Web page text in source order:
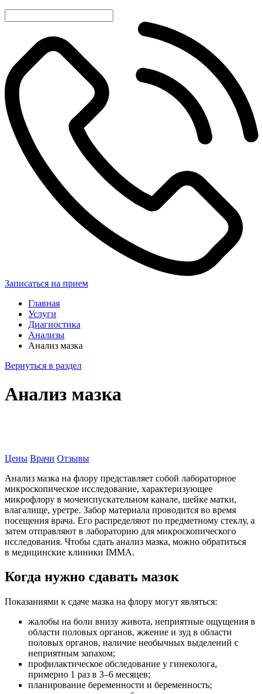
Записаться на прием
Главная
Услуги
Диагностика
Анализы
Анализ мазка
Вернуться в раздел
Анализ мазка
Цены Врачи Отзывы
Анализ мазка на флору представляет собой лабораторное
микроскопическое исследование, характеризующее
микрофлору в мочеиспускательном канале, шейке матки,
влагалище, уретре. Забор материала проводится во время
посещения врача. Его распределяют по предметному стеклу, а
затем отправляют в лабораторию для микроскопического
исследования. Чтобы сдать анализ мазка, можно обратиться
в медицинские клиники IMMA.
Когда нужно сдавать мазок
Показаниями к сдаче мазка на флору могут являться:
жалобы на боли внизу живота, неприятные ощущения в
области половых органов, жжение и зуд в области
половых органов, наличие необычных выделений с
неприятным запахом;
профилактическое обследование у гинеколога,
примерно 1 раз в 3–6 месяцев;
планирование беременности и беременность;